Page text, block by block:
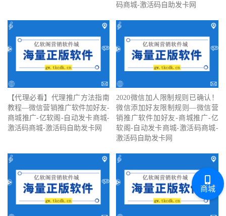
码商城-激活码自助发卡网
【代理必看】‍代理推广方法指南
教程—微信营销推广软件加好友-
商城推广-亿软阁-自动发卡商城-
激活码商城-激活码自助发卡网
2020微信加人限制规则已确认！
微信添加好友限制规则—微信营
销推广软件加好友-商城推广-亿
软阁-自动发卡商城-激活码商城-
激活码自助发卡网
商城